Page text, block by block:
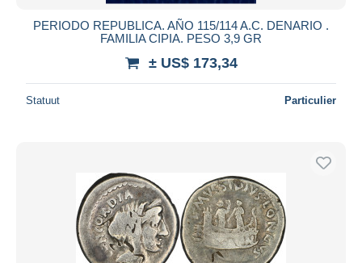
PERIODO REPUBLICA. AÑO 115/114 A.C. DENARIO .
FAMILIA CIPIA. PESO 3,9 GR
± US$ 173,34
Statuut Particulier